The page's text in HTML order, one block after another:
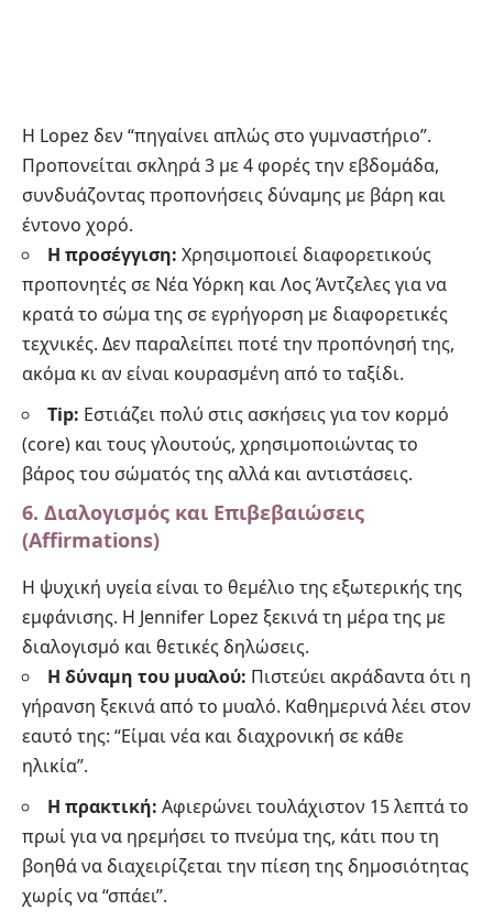
Η Lopez δεν “πηγαίνει απλώς στο γυμναστήριο”.
Προπονείται σκληρά 3 με 4 φορές την εβδομάδα,
συνδυάζοντας προπονήσεις δύναμης με βάρη και
έντονο χορό.
Η προσέγγιση: Χρησιμοποιεί διαφορετικούς
προπονητές σε Νέα Υόρκη και Λος Άντζελες για να
κρατά το σώμα της σε εγρήγορση με διαφορετικές
τεχνικές. Δεν παραλείπει ποτέ την προπόνησή της,
ακόμα κι αν είναι κουρασμένη από το ταξίδι.
Tip: Εστιάζει πολύ στις ασκήσεις για τον κορμό
(core) και τους γλουτούς, χρησιμοποιώντας το
βάρος του σώματός της αλλά και αντιστάσεις.
6. Διαλογισμός και Επιβεβαιώσεις
(Affirmations)
Η ψυχική υγεία είναι το θεμέλιο της εξωτερικής της
εμφάνισης. Η Jennifer Lopez ξεκινά τη μέρα της με
διαλογισμό και θετικές δηλώσεις.
Η δύναμη του μυαλού: Πιστεύει ακράδαντα ότι η
γήρανση ξεκινά από το μυαλό. Καθημερινά λέει στον
εαυτό της: “Είμαι νέα και διαχρονική σε κάθε
ηλικία”.
Η πρακτική: Αφιερώνει τουλάχιστον 15 λεπτά το
πρωί για να ηρεμήσει το πνεύμα της, κάτι που τη
βοηθά να διαχειρίζεται την πίεση της δημοσιότητας
χωρίς να “σπάει”.